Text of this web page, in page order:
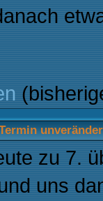
zu 7.
uns